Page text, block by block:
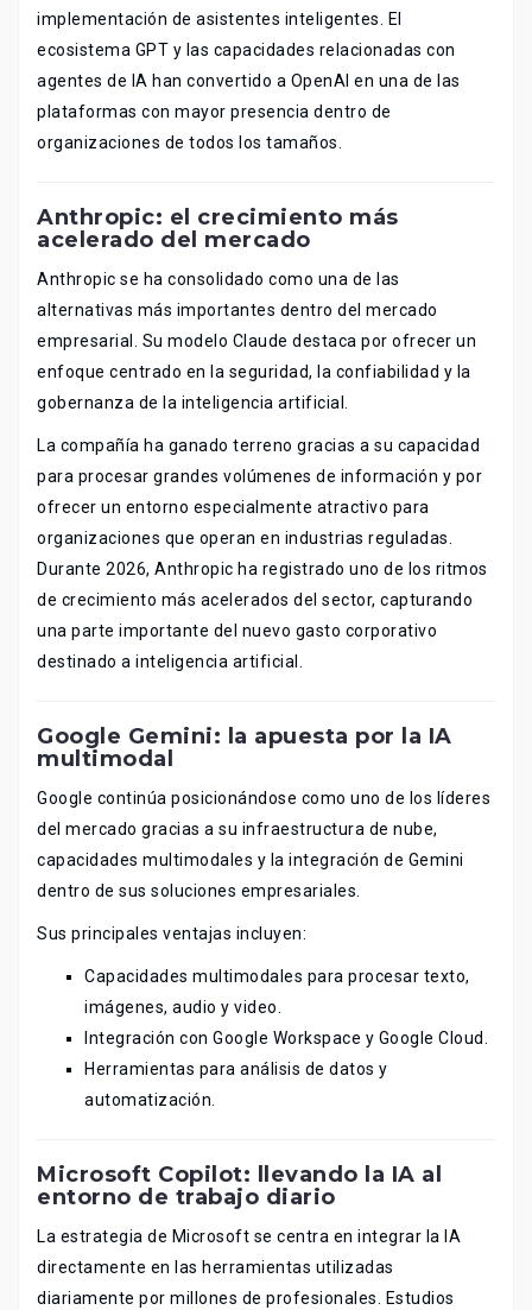
implementación de asistentes inteligentes. El
ecosistema GPT y las capacidades relacionadas con
agentes de IA han convertido a OpenAI en una de las
plataformas con mayor presencia dentro de
organizaciones de todos los tamaños.
Anthropic: el crecimiento más
acelerado del mercado
Anthropic se ha consolidado como una de las
alternativas más importantes dentro del mercado
empresarial. Su modelo Claude destaca por ofrecer un
enfoque centrado en la seguridad, la confiabilidad y la
gobernanza de la inteligencia artificial.
La compañía ha ganado terreno gracias a su capacidad
para procesar grandes volúmenes de información y por
ofrecer un entorno especialmente atractivo para
organizaciones que operan en industrias reguladas.
Durante 2026, Anthropic ha registrado uno de los ritmos
de crecimiento más acelerados del sector, capturando
una parte importante del nuevo gasto corporativo
destinado a inteligencia artificial.
Google Gemini: la apuesta por la IA
multimodal
Google continúa posicionándose como uno de los líderes
del mercado gracias a su infraestructura de nube,
capacidades multimodales y la integración de Gemini
dentro de sus soluciones empresariales.
Sus principales ventajas incluyen:
Capacidades multimodales para procesar texto,
imágenes, audio y video.
Integración con Google Workspace y Google Cloud.
Herramientas para análisis de datos y
automatización.
Microsoft Copilot: llevando la IA al
entorno de trabajo diario
La estrategia de Microsoft se centra en integrar la IA
directamente en las herramientas utilizadas
diariamente por millones de profesionales. Estudios